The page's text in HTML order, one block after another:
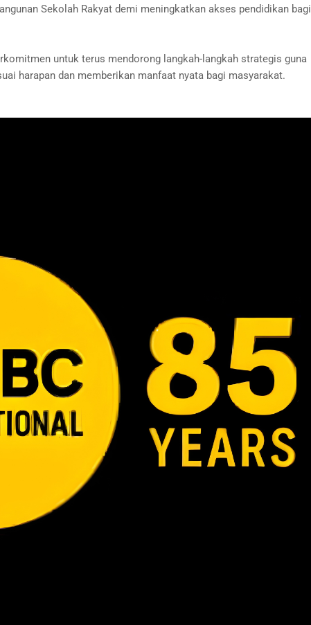
Sekolah Rakyat demi meningkatkan akses pendidikan bagi
untuk terus mendorong langkah-langkah strategis guna
harapan dan memberikan manfaat nyata bagi masyarakat.